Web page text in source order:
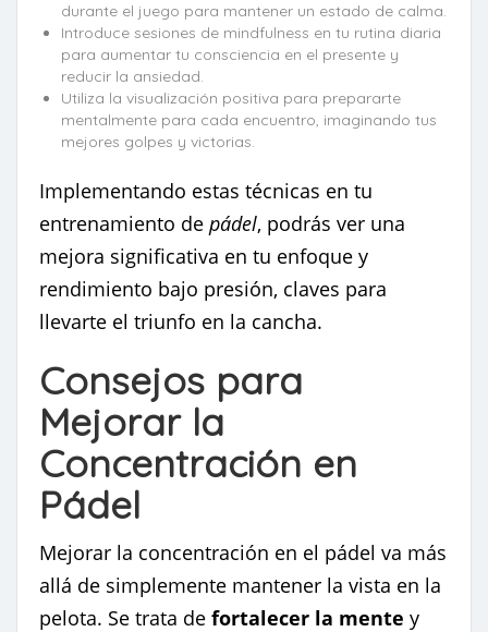
durante el juego para mantener un estado de calma.
Introduce sesiones de mindfulness en tu rutina diaria
para aumentar tu consciencia en el presente y
reducir la ansiedad.
Utiliza la visualización positiva para prepararte
mentalmente para cada encuentro, imaginando tus
mejores golpes y victorias.
Implementando estas técnicas en tu
entrenamiento de pádel, podrás ver una
mejora significativa en tu enfoque y
rendimiento bajo presión, claves para
llevarte el triunfo en la cancha.
Consejos para
Mejorar la
Concentración en
Pádel
Mejorar la concentración en el pádel va más
allá de simplemente mantener la vista en la
pelota. Se trata de fortalecer la mente y